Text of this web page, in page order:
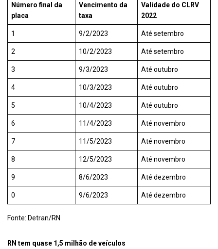
Número final da
placa
Vencimento da
taxa
Validade do CLRV
2022
1 9/2/2023 Até setembro
2 10/2/2023 Até setembro
3 9/3/2023 Até outubro
4 10/3/2023 Até outubro
5 10/4/2023 Até outubro
6 11/4/2023 Até novembro
7 11/5/2023 Até novembro
8 12/5/2023 Até novembro
9 8/6/2023 Até dezembro
0 9/6/2023 Até dezembro
Fonte: Detran/RN
RN tem quase 1,5 milhão de veículos